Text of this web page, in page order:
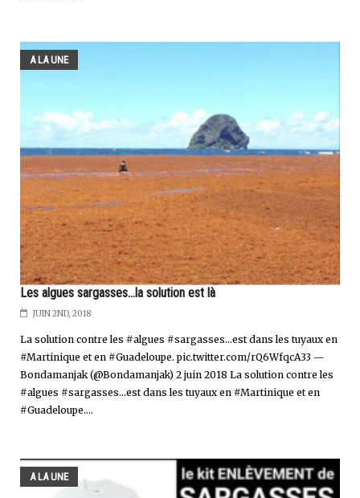
A LA UNE
Les algues sargasses...la solution est là
JUIN 2ND, 2018
La solution contre les #algues #sargasses...est dans les tuyaux en
#Martinique et en #Guadeloupe. pic.twitter.com/rQ6WfqcA33 —
Bondamanjak (@Bondamanjak) 2 juin 2018 La solution contre les
#algues #sargasses...est dans les tuyaux en #Martinique et en
#Guadeloupe....
A LA UNE